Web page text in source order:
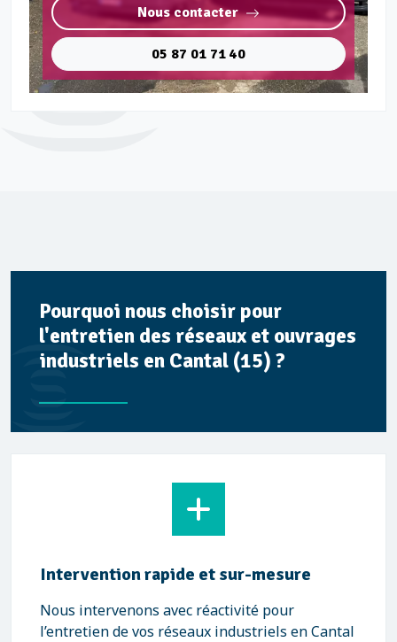
Nous contacter
05 87 01 71 40
Pourquoi nous choisir pour
l'entretien des réseaux et ouvrages
industriels en Cantal (15) ?
Intervention rapide et sur-mesure
Nous intervenons avec réactivité pour
l’entretien de vos réseaux industriels en Cantal